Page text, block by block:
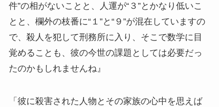
件”の相がないことと、人運が“３”とかなり低いこ
とと、欄外の枝番に“１”と“９”が混在していますの
で、殺人を犯して刑務所に入り、そこで数学に目
覚めることも、彼の今世の課題としては必要だっ
たのかもしれませんね』
「彼に殺害された人物とその家族の心中を思えば